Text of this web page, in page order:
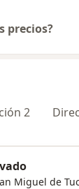
precios?
2
Miguel de